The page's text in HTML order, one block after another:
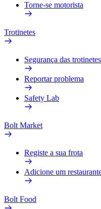
Torne-se motorista
Trotinetes
Segurança das trotinetes
Reportar problema
Safety Lab
Bolt Market
Registe a sua frota
Adicione um
Bolt Food